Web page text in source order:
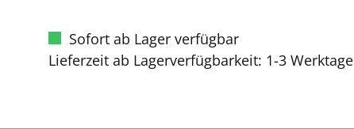
Sofort ab Lager verfügbar
Lieferzeit ab Lagerverfügbarkeit: 1-3 Werktage